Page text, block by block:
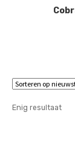
Enig resultaat